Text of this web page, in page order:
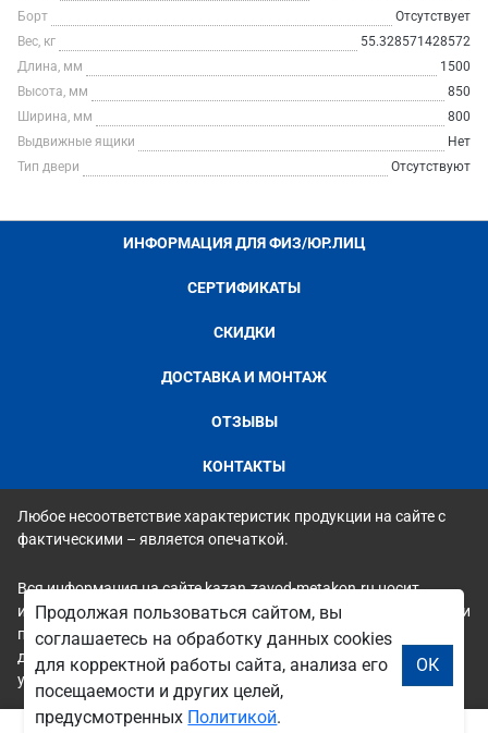
Борт
Отсутствует
Вес, кг
55.328571428572
Длина, мм
1500
Высота, мм
850
Ширина, мм
800
Выдвижные ящики
Нет
Тип двери
Отсутствуют
ИНФОРМАЦИЯ ДЛЯ ФИЗ/ЮР.ЛИЦ
СЕРТИФИКАТЫ
СКИДКИ
ДОСТАВКА И МОНТАЖ
ОТЗЫВЫ
КОНТАКТЫ
Любое несоответствие характеристик продукции на сайте с
фактическими – является опечаткой.
Вся информация на сайте kazan.zavod-metakon.ru носит
исключительно ознакомительный и справочный характер и ни
при каких условиях не является публичной офертой. Всю
дополнительную информацию можно узнать по телефонам
указанным на сайте.
Продолжая пользоваться сайтом, вы
соглашаетесь на обработку данных cookies
для корректной работы сайта, анализа его
посещаемости и других целей,
предусмотренных Политикой.
ОК